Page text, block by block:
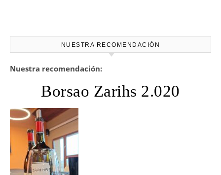
NUESTRA RECOMENDACIÓN
Nuestra recomendación:
Borsao Zarihs 2.020